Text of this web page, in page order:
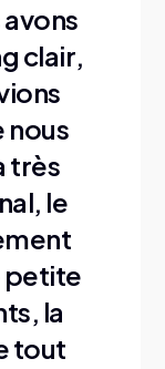
clair,
nous
très
le
petite
la
tout